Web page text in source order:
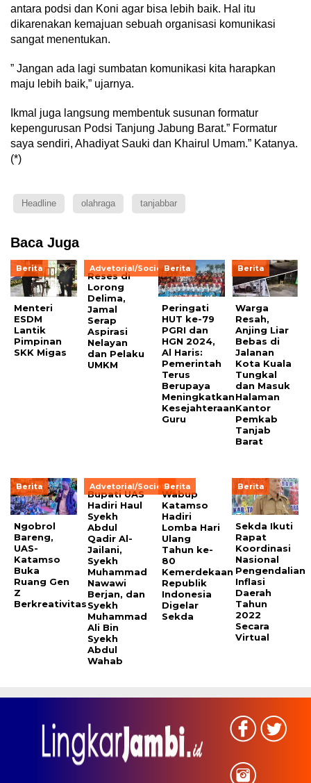
antara podsi dan Koni agar bisa lebih baik. Hal itu
dikarenakan kemajuan sebuah organisasi komunikasi
sangat menentukan.
” Jangan ada lagi sumbatan komunikasi kita harapkan
maju lebih baik,” ujarnya.
Ikmal juga langsung membentuk susunan formatur
kepengurusan Podsi Tanjung Jabung Barat.” Formatur
saya sendiri, Ahadiyat Sauki dan Khairul Umam.” Katanya.
(*)
Headline olahraga tanjabbar
Baca Juga
Berita
Menteri
ESDM
Lantik
Pimpinan
SKK Migas
Advetorial/Society
Reses di
Lorong
Delima,
Jamal
Serap
Aspirasi
Nelayan
dan Pelaku
UMKM
Berita
Peringati
HUT ke-79
PGRI dan
HGN 2024,
Al Haris:
Pemerintah
Terus
Berupaya
Meningkatkan
Kesejahteraan
Guru
Berita
Warga
Resah,
Anjing Liar
Bebas di
Jalanan
Kota Kuala
Tungkal
dan Masuk
Halaman
Kantor
Pemkab
Tanjab
Barat
Berita
Ngobrol
Bareng,
UAS-
Katamso
Buka
Ruang Gen
Z
Berkreativitas
Advetorial/Society
Bupati UAS
Hadiri Haul
Syekh
Abdul
Qadir Al-
Jailani,
Syekh
Muhammad
Nawawi
Berjan, dan
Syekh
Muhammad
Ali Bin
Syekh
Abdul
Wahab
Berita
Wabup
Katamso
Hadiri
Lomba Hari
Ulang
Tahun ke-
80
Kemerdekaan
Republik
Indonesia
Digelar
Sekda
Berita
Sekda Ikuti
Rapat
Koordinasi
Nasional
Pengendalian
Inflasi
Daerah
Tahun
2022
Secara
Virtual